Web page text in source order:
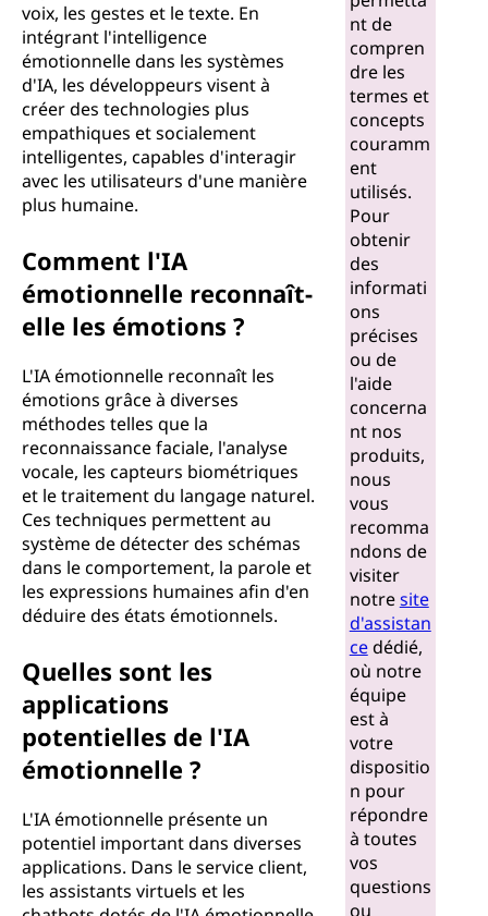
voix, les gestes et le texte. En
intégrant l'intelligence
émotionnelle dans les systèmes
d'IA, les développeurs visent à
créer des technologies plus
empathiques et socialement
intelligentes, capables d'interagir
avec les utilisateurs d'une manière
plus humaine.
Comment l'IA
émotionnelle reconnaît-
elle les émotions ?
L'IA émotionnelle reconnaît les
émotions grâce à diverses
méthodes telles que la
reconnaissance faciale, l'analyse
vocale, les capteurs biométriques
et le traitement du langage naturel.
Ces techniques permettent au
système de détecter des schémas
dans le comportement, la parole et
les expressions humaines afin d'en
déduire des états émotionnels.
Quelles sont les
applications
potentielles de l'IA
émotionnelle ?
L'IA émotionnelle présente un
potentiel important dans diverses
applications. Dans le service client,
les assistants virtuels et les
nt de
compren
dre les
termes et
concepts
couramm
ent
utilisés.
Pour
obtenir
des
informati
ons
précises
ou de
l'aide
concerna
nt nos
produits,
nous
vous
recomma
ndons de
visiter
notresite
d'assistan
cedédié,
où notre
équipe
est à
votre
dispositio
n pour
répondre
à toutes
vos
questions
ou